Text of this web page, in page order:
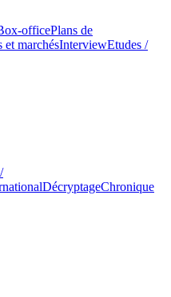
officePlans de
et marchésInterviewEtudes /
DécryptageChronique